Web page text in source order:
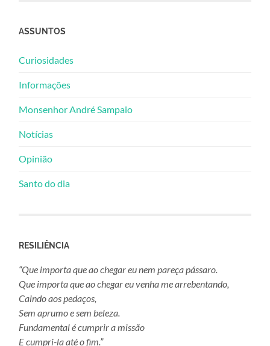
ASSUNTOS
Curiosidades
Informações
Monsenhor André Sampaio
Notícias
Opinião
Santo do dia
RESILIÊNCIA
“Que importa que ao chegar eu nem pareça pássaro.
Que importa que ao chegar eu venha me arrebentando,
Caindo aos pedaços,
Sem aprumo e sem beleza.
Fundamental é cumprir a missão
E cumpri-la até o fim.”